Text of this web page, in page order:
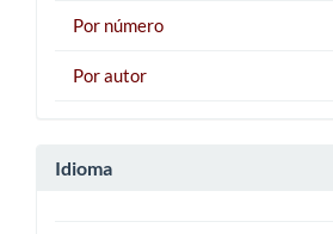
Por número
Por autor
Idioma